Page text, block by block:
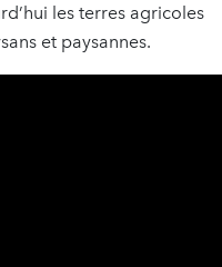
les terres agricoles
et paysannes.